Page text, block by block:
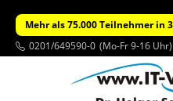
Mehr als 75.000 Teilnehmer in
0201/649590-0 (Mo-Fr 9-16 Uhr)